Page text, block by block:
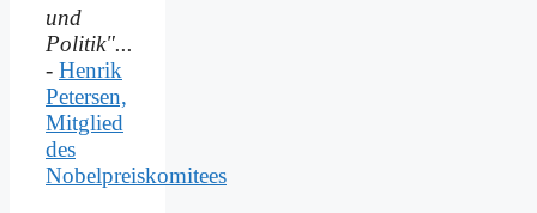
und
Politik"...
- Henrik
Petersen,
Mitglied
des
Nobelpreiskomitees